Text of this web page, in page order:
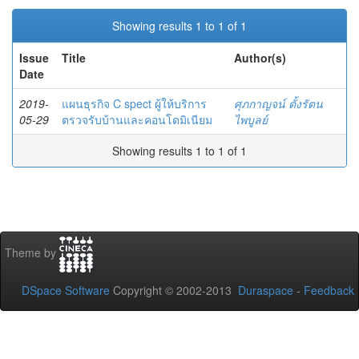
Showing results 1 to 1 of 1
Issue
Date
Title Author(s)
2019-
05-29
แผนธุรกิจ C spect ผู้ให้บริการ
ตรวจรับบ้านและคอนโดมิเนียม
ศุภกาญจน์ ตั้งรัตน
ไพบูลย์
Showing results 1 to 1 of 1
Theme by
DSpace Software Copyright © 2002-2013 Duraspace - Feedback